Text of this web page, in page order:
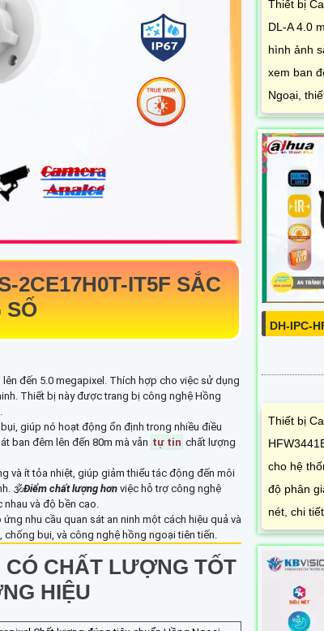
2CE17H0T-IT5F SẮC
SỐ
đến 5.0 megapixel. Thích hợp cho việc sử dụng
Thiết bị này được trang bị công nghệ Hồng
giúp nó hoạt động ổn định trong nhiều điều
ban đêm lên đến 80m mà vẫn tự tin chất lượng
và ít tỏa nhiệt, giúp giảm thiểu tác động đến môi
🕉️Điểm chất lượng hơn việc hỗ trợ công nghệ
và độ bền cao.
ứng nhu cầu quan sát an ninh một cách hiệu quả và
bụi, và công nghệ hồng ngoại tiên tiến.
CHẤT LƯỢNG TỐT
HIỆU
Thiết bị
DL-A 4.0
hình ảnh
xem ban
Ngoại,
DH-IPC-
Thiết bị
cho hệ
độ phân
nét, chi tiết